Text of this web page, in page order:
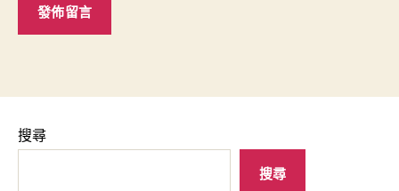
搜尋
搜尋